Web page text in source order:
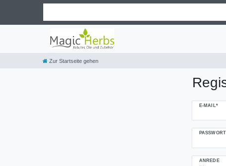
Zur Startseite gehen
E-MAIL*
Honig
ANREDE